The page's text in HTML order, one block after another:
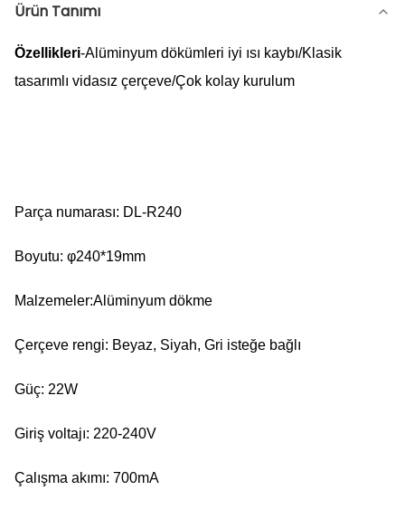
Ürün Tanımı
Özellikleri-Alüminyum dökümleri iyi ısı kaybı/Klasik
tasarımlı vidasız çerçeve/Çok kolay kurulum
Parça numarası: DL-R240
Boyutu: φ240*19mm
Malzemeler:Alüminyum dökme
Çerçeve rengi: Beyaz, Siyah, Gri isteğe bağlı
Güç: 22W
Giriş voltajı: 220-240V
Çalışma akımı: 700mA